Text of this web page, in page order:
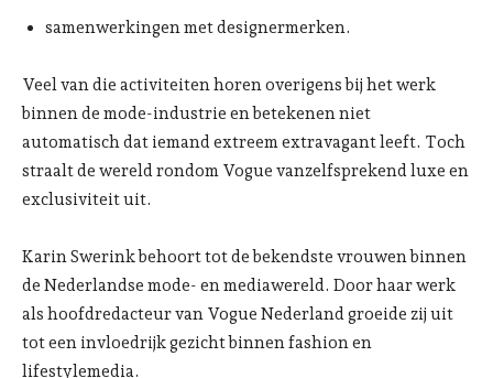
samenwerkingen met designermerken.
Veel van die activiteiten horen overigens bij het werk
binnen de mode-industrie en betekenen niet
automatisch dat iemand extreem extravagant leeft. Toch
straalt de wereld rondom Vogue vanzelfsprekend luxe en
exclusiviteit uit.
Karin Swerink behoort tot de bekendste vrouwen binnen
de Nederlandse mode- en mediawereld. Door haar werk
als hoofdredacteur van Vogue Nederland groeide zij uit
tot een invloedrijk gezicht binnen fashion en
lifestylemedia.